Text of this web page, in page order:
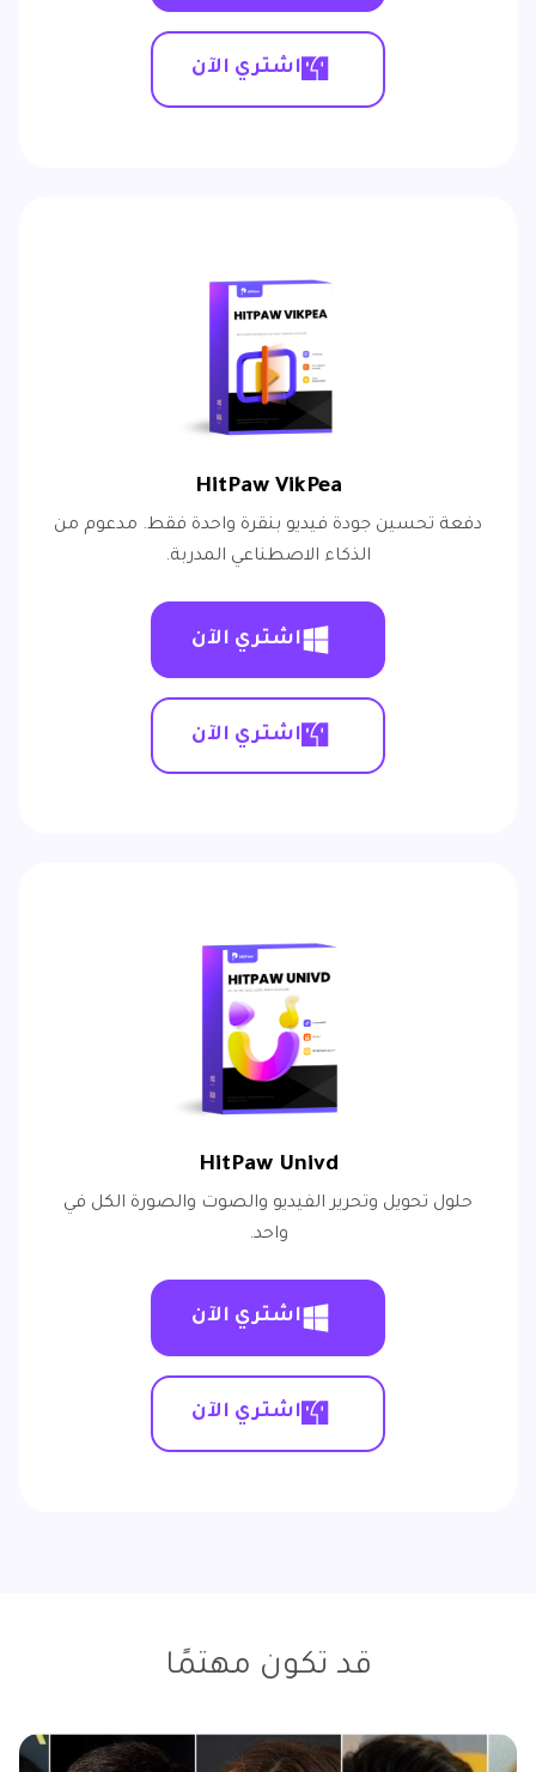
اشتري الآن
HitPaw VikPea
دفعة تحسين جودة فيديو بنقرة واحدة فقط. مدعوم من
الذكاء الاصطناعي المدربة.
اشتري الآن
اشتري الآن
HitPaw Univd
حلول تحويل وتحرير الفيديو والصوت والصورة الكل في
واحد.
اشتري الآن
اشتري الآن
قد تكون مهتمًا